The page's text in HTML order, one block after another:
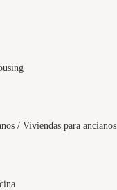
/ Viviendas para ancianos